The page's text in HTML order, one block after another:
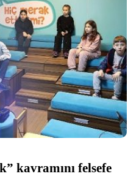
kavramını felsefe